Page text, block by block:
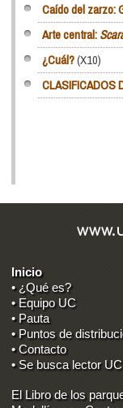
Caído del zarzo:
Arte central:
¿Cuál?(X10)
CLASIFICADOS
Inicio
• ¿Qué es?
• Equipo UC
• Pauta
• Puntos de
• Contacto
• Se busca lector UC
El Libro de los